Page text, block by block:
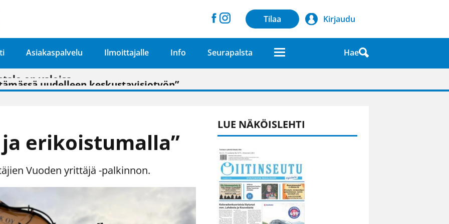
Tilaa Kirjaudu
Asiakaspalvelu Ilmoittajalle Info Seurapalsta Hae
pitäisi näkyä hieman parempana painojäljen laatuna lehdessä
on valoisa
uudelleen keskustavisiotyön”
omavaraisemmin kuin kaupungissa"
erikoistumalla”
Vuoden yrittäjä -palkinnon.
LUE NÄKÖISLEHTI